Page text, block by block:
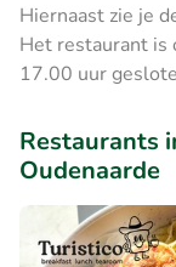
Hiernaast zie je
Het restaurant is
17.00 uur
Restaurants
Oudenaarde